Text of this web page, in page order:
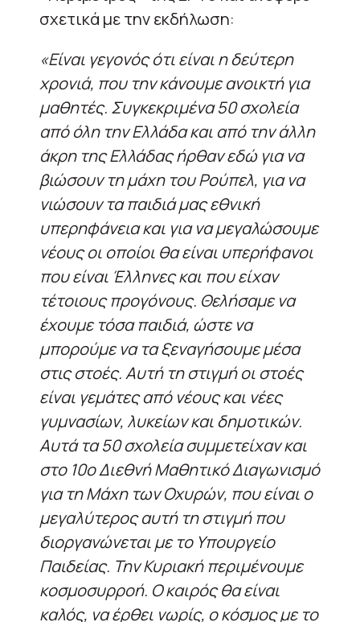
σχετικά με την εκδήλωση:
«Είναι γεγονός ότι είναι η δεύτερη
χρονιά, που την κάνουμε ανοικτή για
μαθητές. Συγκεκριμένα 50 σχολεία
από όλη την Ελλάδα και από την άλλη
άκρη της Ελλάδας ήρθαν εδώ για να
βιώσουν τη μάχη του Ρούπελ, για να
νιώσουν τα παιδιά μας εθνική
υπερηφάνεια και για να μεγαλώσουμε
νέους οι οποίοι θα είναι υπερήφανοι
που είναι Έλληνες και που είχαν
τέτοιους προγόνους. Θελήσαμε να
έχουμε τόσα παιδιά, ώστε να
μπορούμε να τα ξεναγήσουμε μέσα
στις στοές. Αυτή τη στιγμή οι στοές
είναι γεμάτες από νέους και νέες
γυμνασίων, λυκείων και δημοτικών.
Αυτά τα 50 σχολεία συμμετείχαν και
στο 10ο Διεθνή Μαθητικό Διαγωνισμό
για τη Μάχη των Οχυρών, που είναι ο
μεγαλύτερος αυτή τη στιγμή που
διοργανώνεται με το Υπουργείο
Παιδείας. Την Κυριακή περιμένουμε
κοσμοσυρροή. Ο καιρός θα είναι
καλός, να έρθει νωρίς, ο κόσμος με το